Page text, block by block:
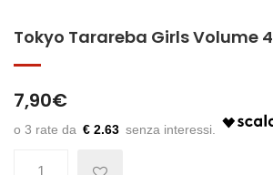
Tokyo Tarareba Girls Volume 4
7,90€
€ 2.63